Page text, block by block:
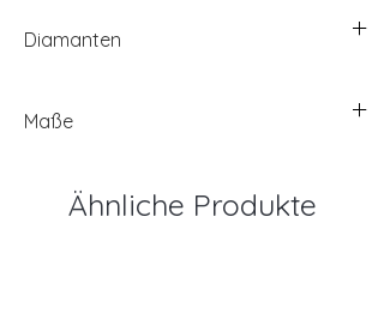
Diamanten
Maße
Ähnliche Produkte